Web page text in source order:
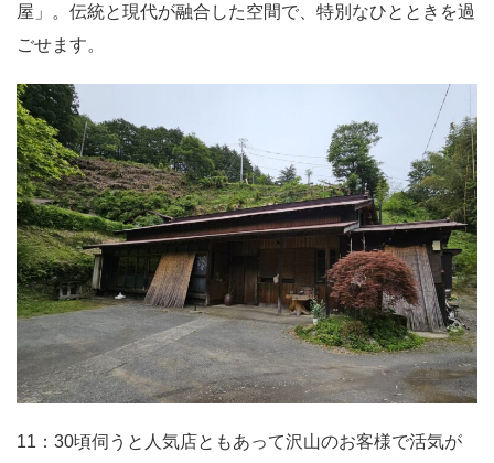
屋」。伝統と現代が融合した空間で、特別なひとときを過
ごせます。
11：30頃伺うと人気店ともあって沢山のお客様で活気が